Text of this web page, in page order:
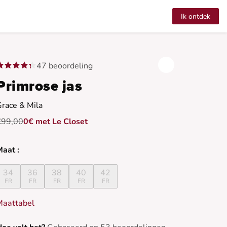
Ik ontdek
47 beoordeling
jas
& Mila
0€ met Le Closet
:
34
FR
36
FR
38
FR
40
FR
42
FR